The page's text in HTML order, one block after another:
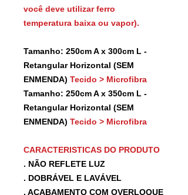
você deve utilizar ferro
temperatura baixa ou vapor).
Tamanho: 250cm A x 300cm L -
Retangular Horizontal (SEM
ENMENDA) Tecido > Microfibra
Tamanho: 250cm A x 350cm L -
Retangular Horizontal (SEM
ENMENDA) Tecido > Microfibra
CARACTERISTICAS DO PRODUTO
. NÃO REFLETE LUZ
. DOBRÁVEL E LAVÁVEL
. ACABAMENTO COM OVERLOQUE